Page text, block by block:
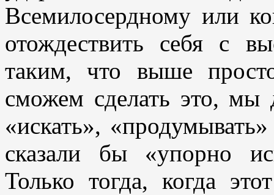
Всемилосердному или
отождествить себя с
таким, что выше
сможем сделать это,
«искать»,
сказали бы «упорно
Только тогда, когда